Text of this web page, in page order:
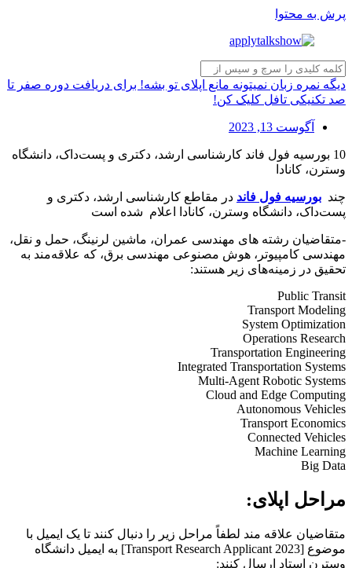
پرش به محتوا
دیگه نمره زبان نمیتونه مانع اپلای تو بشه! برای دریافت دوره صفر تا
صد تکنیکی تافل کلیک کن!
آگوست 13, 2023
10 بورسیه فول فاند کارشناسی ارشد، دکتری و پست‌داک، دانشگاه
وسترن، کانادا
چند بورسیه فول فاند در مقاطع کارشناسی ارشد، دکتری و
پست‌داک، دانشگاه وسترن، کانادا اعلام شده است
-متقاضیان رشته های مهندسی عمران، ماشین لرنینگ، حمل و نقل،
مهندسی کامپیوتر، هوش مصنوعی مهندسی برق، که علاقه‌مند به
تحقیق در زمینه‌های زیر هستند:
Public Transit
Transport Modeling
System Optimization
Operations Research
Transportation Engineering
Integrated Transportation Systems
Multi-Agent Robotic Systems
Cloud and Edge Computing
Autonomous Vehicles
Transport Economics
Connected Vehicles
Machine Learning
Big Data
مراحل اپلای:
متقاضیان علاقه مند لطفاً مراحل زیر را دنبال کنند تا یک ایمیل با
موضوع [2023 Transport Research Applicant] به ایمیل دانشگاه
وسترن استاد ارسال کنند: